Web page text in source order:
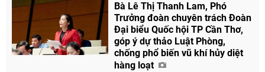
Bà Lê Thị Thanh Lam, Phó
Trưởng đoàn chuyên trách Đoàn
Đại biểu Quốc hội TP Cần Thơ,
góp ý dự thảo Luật Phòng,
chống phổ biến vũ khí hủy diệt
hàng loạt